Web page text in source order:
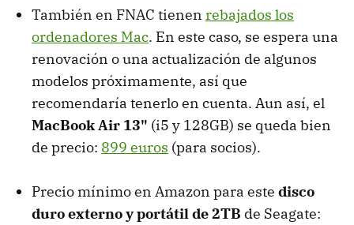
También en FNAC tienen rebajados los
ordenadores Mac. En este caso, se espera una
renovación o una actualización de algunos
modelos próximamente, así que
recomendaría tenerlo en cuenta. Aun así, el
MacBook Air 13" (i5 y 128GB) se queda bien
de precio: 899 euros (para socios).
Precio mínimo en Amazon para este disco
duro externo y portátil de 2TB de Seagate: